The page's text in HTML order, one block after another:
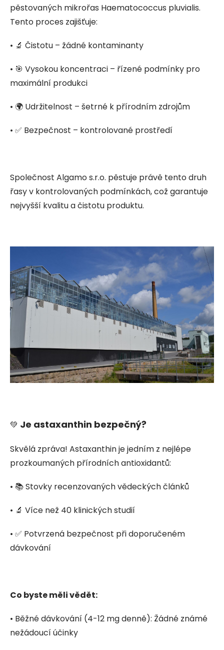
pěstovaných mikrořas Haematococcus pluvialis.
Tento proces zajišťuje:
• 🔬 Čistotu – žádné kontaminanty
• 🎯 Vysokou koncentraci – řízené podmínky pro
maximální produkci
• 🌍 Udržitelnost – šetrné k přírodním zdrojům
• ✅ Bezpečnost – kontrolované prostředí
Společnost Algamo s.r.o. pěstuje právě tento druh
řasy v kontrolovaných podmínkách, což garantuje
nejvyšší kvalitu a čistotu produktu.
💚 Je astaxanthin bezpečný?
Skvělá zpráva! Astaxanthin je jedním z nejlépe
prozkoumaných přírodních antioxidantů:
• 📚 Stovky recenzovaných vědeckých článků
• 🔬 Více než 40 klinických studií
• ✅ Potvrzená bezpečnost při doporučeném
dávkování
Co byste měli vědět:
• Běžné dávkování (4-12 mg denně): Žádné známé
nežádoucí účinky